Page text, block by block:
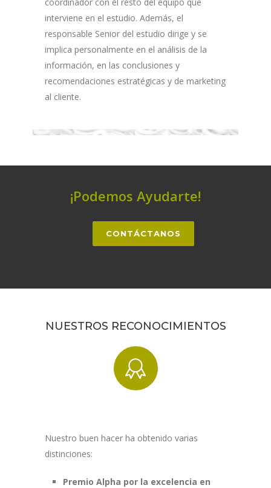
interviene en el estudio. Además, el
responsable Senior del estudio dirige y se
implica personalmente en el análisis de la
información, en las conclusiones y
recomendaciones estratégicas y de marketing
al cliente.
¡Podemos Ayudarte!
CONTÁCTANOS
NUESTROS RECONOCIMIENTOS
Nuestro buen hacer ha obtenido varias
distinciones:
Premio Alpha por la excelencia en